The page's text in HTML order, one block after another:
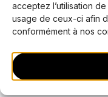
acceptez l’utilisation
usage de ceux-ci afin
conformément à nos